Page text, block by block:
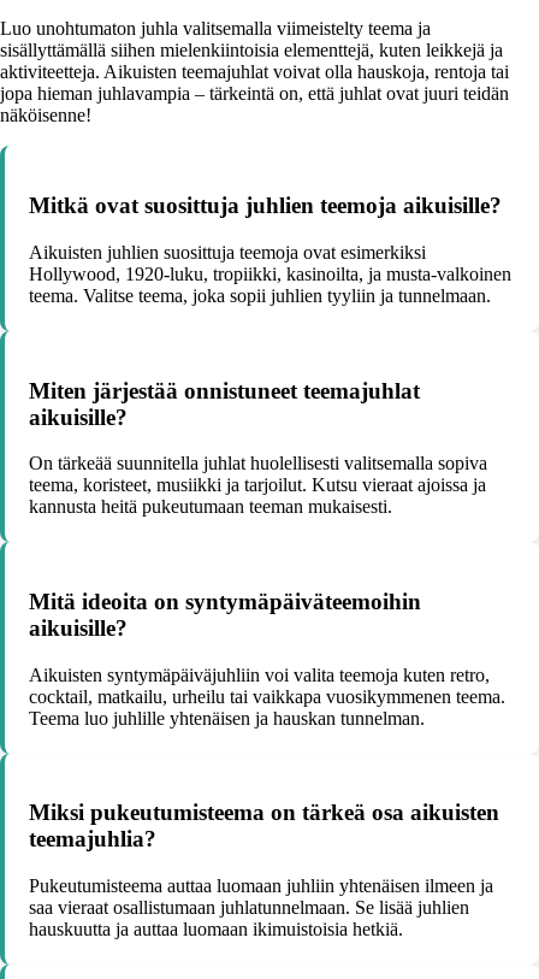
Luo unohtumaton juhla valitsemalla viimeistelty teema ja
sisällyttämällä siihen mielenkiintoisia elementtejä, kuten leikkejä ja
aktiviteetteja. Aikuisten teemajuhlat voivat olla hauskoja, rentoja tai
jopa hieman juhlavampia – tärkeintä on, että juhlat ovat juuri teidän
näköisenne!
Mitkä ovat suosittuja juhlien teemoja aikuisille?
Aikuisten juhlien suosittuja teemoja ovat esimerkiksi
Hollywood, 1920-luku, tropiikki, kasinoilta, ja musta-valkoinen
teema. Valitse teema, joka sopii juhlien tyyliin ja tunnelmaan.
Miten järjestää onnistuneet teemajuhlat
aikuisille?
On tärkeää suunnitella juhlat huolellisesti valitsemalla sopiva
teema, koristeet, musiikki ja tarjoilut. Kutsu vieraat ajoissa ja
kannusta heitä pukeutumaan teeman mukaisesti.
Mitä ideoita on syntymäpäiväteemoihin
aikuisille?
Aikuisten syntymäpäiväjuhliin voi valita teemoja kuten retro,
cocktail, matkailu, urheilu tai vaikkapa vuosikymmenen teema.
Teema luo juhlille yhtenäisen ja hauskan tunnelman.
Miksi pukeutumisteema on tärkeä osa aikuisten
teemajuhlia?
Pukeutumisteema auttaa luomaan juhliin yhtenäisen ilmeen ja
saa vieraat osallistumaan juhlatunnelmaan. Se lisää juhlien
hauskuutta ja auttaa luomaan ikimuistoisia hetkiä.